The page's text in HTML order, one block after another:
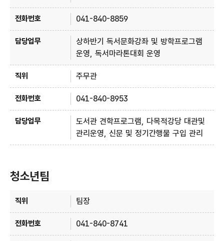
041-840-8859
상하반기 독서문화강좌 및 방학프로그램
운영, 독서마라톤대회 운영
주무관
041-840-8953
도서관 견학프로그램, 다목적강당 대관및
관리운영, 신문 및 정기간행물 구입 관리
청소년팀
팀장
041-840-8741